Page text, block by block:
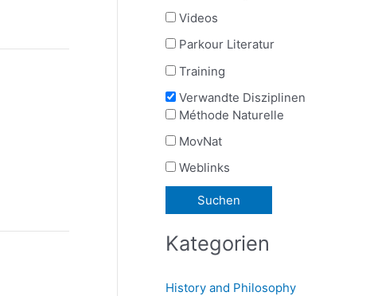
Videos
Parkour Literatur
Training
Verwandte Disziplinen
Méthode Naturelle
MovNat
Weblinks
Kategorien
History and Philosophy